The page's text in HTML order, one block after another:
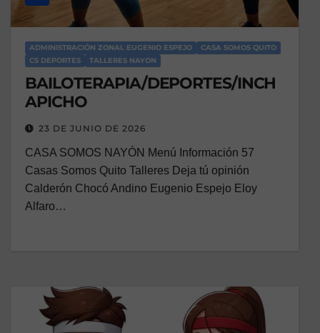
ADMINISTRACIÓN ZONAL EUGENIO ESPEJO
CASA SOMOS QUITO
CS DEPORTES
TALLERES NAYON
BAILOTERAPIA/DEPORTES/INCH
APICHO
23 DE JUNIO DE 2026
CASA SOMOS NAYÓN Menú Información 57
Casas Somos Quito Talleres Deja tú opinión
Calderón Chocó Andino Eugenio Espejo Eloy
Alfaro…